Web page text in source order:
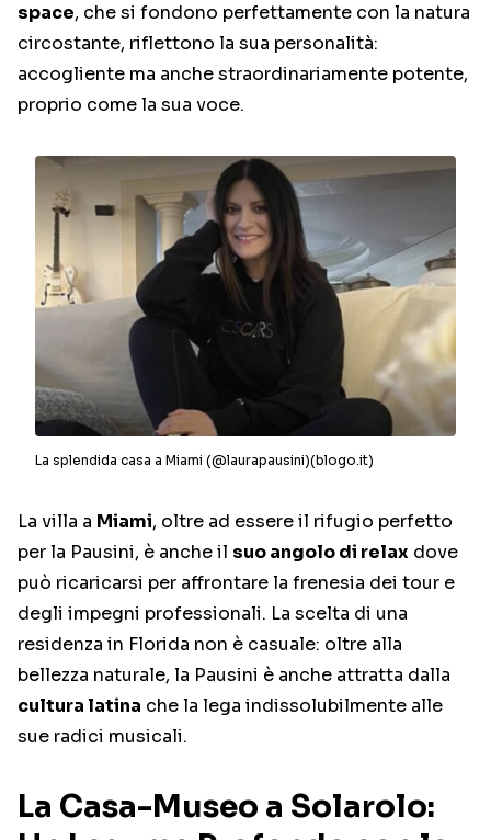
space, che si fondono perfettamente con la natura
circostante, riflettono la sua personalità:
accogliente ma anche straordinariamente potente,
proprio come la sua voce.
La splendida casa a Miami (@laurapausini)(blogo.it)
La villa a Miami, oltre ad essere il rifugio perfetto
per la Pausini, è anche il suo angolo di relax dove
può ricaricarsi per affrontare la frenesia dei tour e
degli impegni professionali. La scelta di una
residenza in Florida non è casuale: oltre alla
bellezza naturale, la Pausini è anche attratta dalla
cultura latina che la lega indissolubilmente alle
sue radici musicali.
La Casa-Museo a Solarolo: